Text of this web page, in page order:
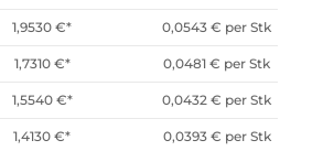
1,9530 €* 0,0543 € per Stk
1,7310 €* 0,0481 € per Stk
1,5540 €* 0,0432 € per Stk
1,4130 €* 0,0393 € per Stk